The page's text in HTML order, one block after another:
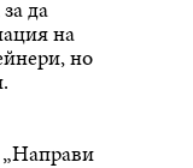
да
на
но
„Направи